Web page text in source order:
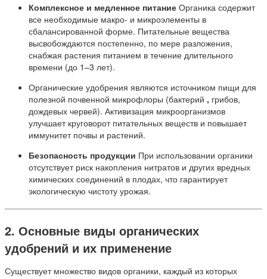
Комплексное и медленное питание Органика содержит
все необходимые макро- и микроэлементы в
сбалансированной форме. Питательные вещества
высвобождаются постепенно, по мере разложения,
снабжая растения питанием в течение длительного
времени (до 1–3 лет).
Органические удобрения являются источником пищи для
полезной почвенной микрофлоры (бактерий , грибов,
дождевых червей). Активизация микроорганизмов
улучшает круговорот питательных веществ и повышает
иммунитет почвы и растений.
Безопасность продукции При использовании органики
отсутствует риск накопления нитратов и других вредных
химических соединений в плодах, что гарантирует
экологическую чистоту урожая.
2. Основные виды органических
удобрений и их применение
Существует множество видов органики, каждый из которых